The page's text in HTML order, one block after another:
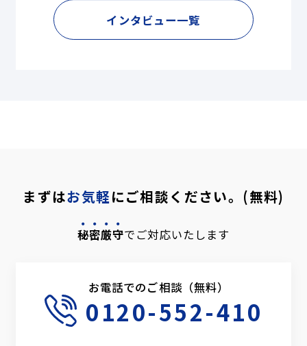
インタビュー一覧
まずはお気軽にご相談ください。(無料)
秘密厳守でご対応いたします
お電話でのご相談（無料）
0120-552-410